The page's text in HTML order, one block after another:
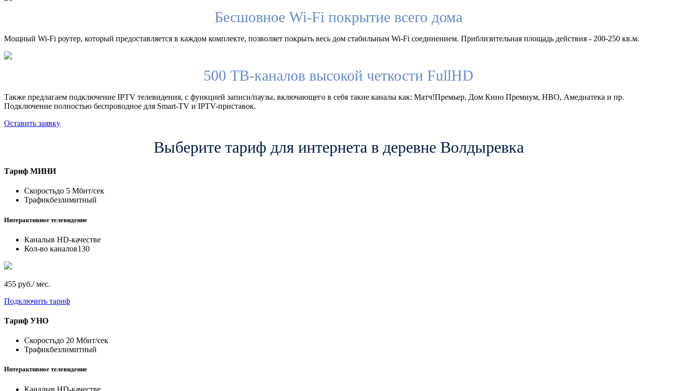
Бесшовное Wi-Fi покрытие всего дома
Мощный Wi-Fi роутер, который предоставляется в каждом комплекте, позволяет покрыть весь дом стабильным Wi-Fi соединением. Приблизительная площадь действия - 200-250 кв.м.
500 ТВ-каналов высокой четкости FullHD
Также предлагаем подключение IPTV телевидения, с функцией записи/паузы, включающего в себя такие каналы как: Матч!Премьер, Дом Кино Премиум, HBO, Амедиатека и пр.
Подключение полностью беспроводное для Smart-TV и IPTV-приставок.
Оставить заявку
Выберите тариф для интернета в деревне Волдыревка
Тариф МИНИ
Скоростьдо 5 Мбит/сек
Трафикбезлимитный
Интерактивное телевидение
Каналыв HD-качестве
Кол-во каналов130
455 руб./ мес.
Подключить тариф
Тариф УНО
Скоростьдо 20 Мбит/сек
Трафикбезлимитный
Интерактивное телевидение
Каналыв HD-качестве